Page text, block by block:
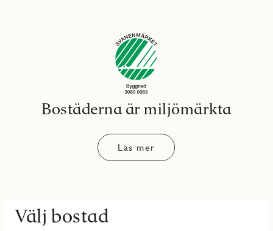
Bostäderna är miljömärkta
Läs mer
Välj bostad